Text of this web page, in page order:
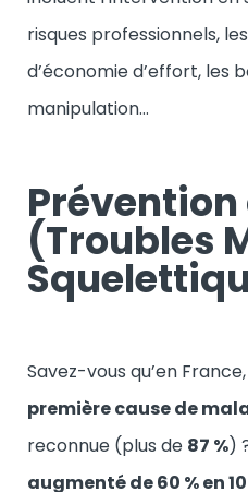
risques professionnels,
d’économie d’effort, les
manipulation…
Prévention
(Troubles
Savez-vous qu’en
première cause de
reconnue (plus de 87 %)
augmenté de 60 % en